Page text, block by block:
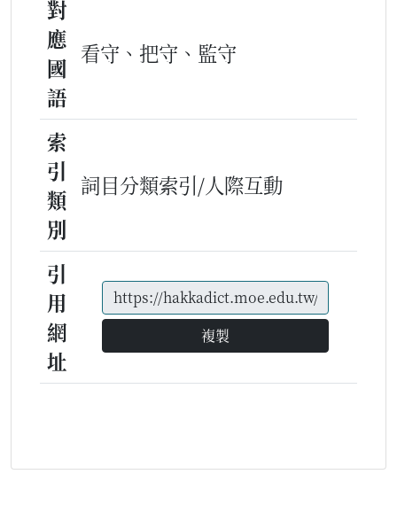
對
應
國
語
看守、把守、監守
索
引
類
別
詞目分類索引/人際互動
引
用
網
址
複製